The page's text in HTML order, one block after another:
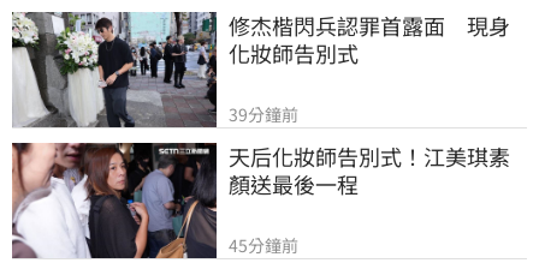
修杰楷閃兵認罪首露面　現身
化妝師告別式
39分鐘前
天后化妝師告別式！江美琪素
顏送最後一程
45分鐘前